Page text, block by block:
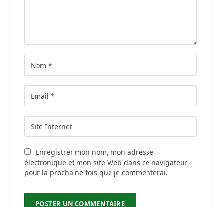
Enregistrer mon nom, mon adresse
électronique et mon site Web dans ce navigateur
pour la prochaine fois que je commenterai.